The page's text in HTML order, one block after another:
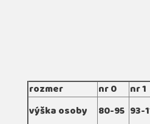
rozmer nr 0 nr 1
výška osoby
80-95 93-